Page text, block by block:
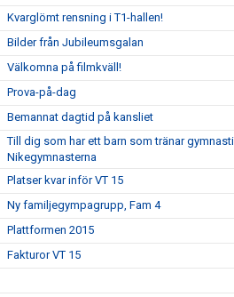
Kvarglömt rensning i T1-hallen!
Bilder från Jubileumsgalan
Välkomna på filmkväll!
Prova-på-dag
Bemannat dagtid på kansliet
Till dig som har ett barn som tränar
Nikegymnasterna
Platser kvar inför VT 15
Ny familjegympagrupp, Fam 4
Plattformen 2015
Fakturor VT 15